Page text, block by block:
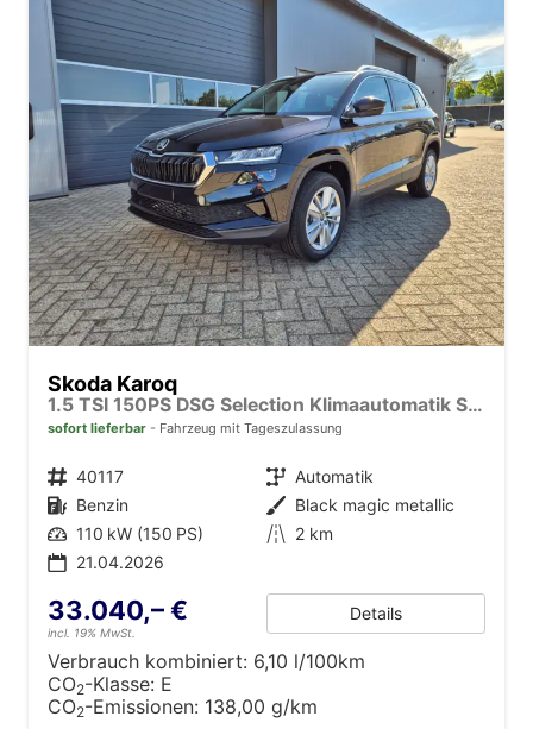
Skoda Karoq
1.5 TSI 150PS DSG Selection Klimaautomatik Sitzheizung Lenkradheizung ACC PDC v+h Rückf.Kamera abg.Scheiben Apple CarPlay Android Auto 17"LM
sofort lieferbar Fahrzeug mit Tageszulassung
Fahrzeugnr. 40117 Getriebe Automatik
Kraftstoff Benzin Außenfarbe Black magic metallic
Leistung 110 kW (150 PS) Kilometerstand 2 km
21.04.2026
33.040,– €
incl. 19% MwSt.
Details
Verbrauch kombiniert: 6,10 l/100km
CO2-Klasse: E
CO2-Emissionen: 138,00 g/km